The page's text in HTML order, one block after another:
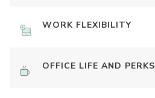
WORK FLEXIBILITY
OFFICE LIFE AND PERKS